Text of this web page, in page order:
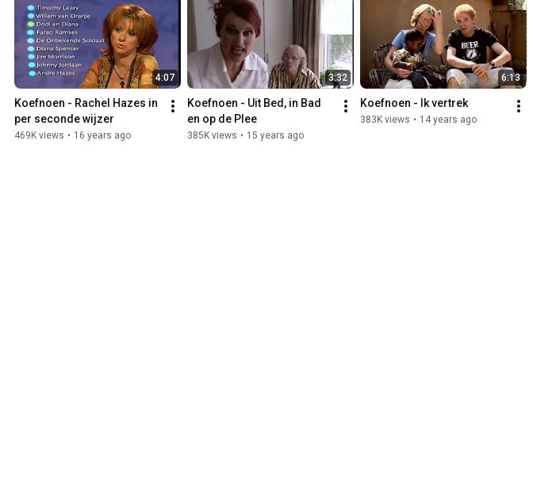
4:07
Koefnoen - Rachel Hazes in
per seconde wijzer
469K views • 16 years ago
3:32
Koefnoen - Uit Bed, in Bad
en op de Plee
385K views • 15 years ago
6:13
Koefnoen - Ik vertrek
383K views • 14 years ago